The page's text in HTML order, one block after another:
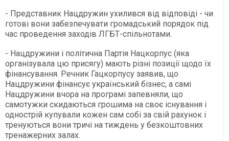
- Представник Нацдружин ухилився від відповіді - чи
готові вони забезпечувати громадський порядок під
час проведення заходів ЛГБТ-спільнотами.
- Нацдружини і політична Партія Нацкорпус (яка
організувала цю присягу) мають різні позиції щодо їх
фінансування. Речник Гацкорпусу заявив, що
Нацдружини фінансує український бізнес, а самі
Нацдружини вчора на програмі запевняли, що
самотужки скидаються грошима на своє існування і
однострій купували кожен сам собі за свій рахунок і
тренуються вони тричі на тиждень у безкоштовних
тренажерних залах.